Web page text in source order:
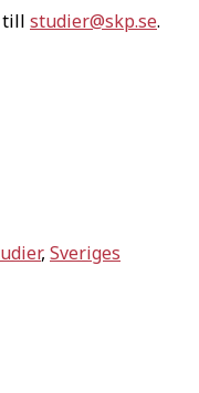
till studier@skp.se.
, Sveriges